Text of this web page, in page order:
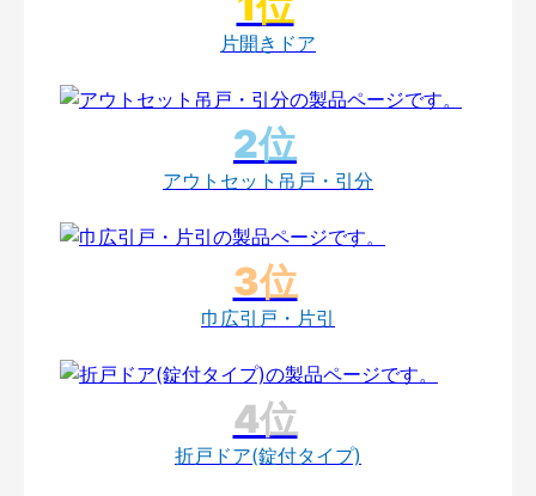
片開きドア
アウトセット吊戸・引分
巾広引戸・片引
折戸ドア(錠付タイプ)